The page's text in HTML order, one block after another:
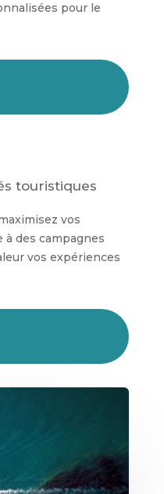
pour le
touristiques
vos
à des campagnes
vos expériences